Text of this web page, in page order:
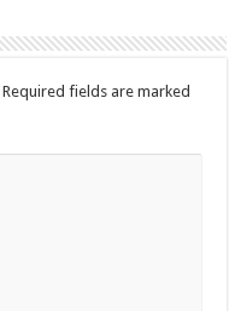
Required fields are marked